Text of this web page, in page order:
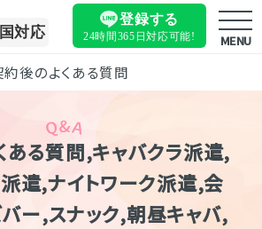
対応
登録する
24時間365日対応可能! MENU
約後のよくある質問
ある質問,キャバクラ派遣,
遣,ナイトワーク派遣,会
ー,スナック,朝昼キャバ,